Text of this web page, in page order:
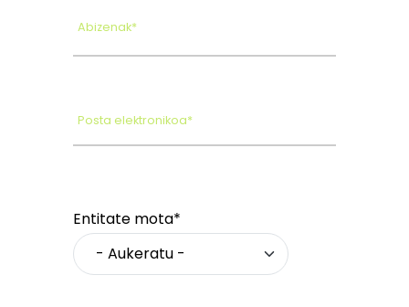
Abizenak*
Posta elektronikoa*
Entitate mota*